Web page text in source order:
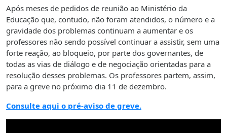
Após meses de pedidos de reunião ao Ministério da
Educação que, contudo, não foram atendidos, o número e a
gravidade dos problemas continuam a aumentar e os
professores não sendo possível continuar a assistir, sem uma
forte reação, ao bloqueio, por parte dos governantes, de
todas as vias de diálogo e de negociação orientadas para a
resolução desses problemas. Os professores partem, assim,
para a greve no próximo dia 11 de dezembro.
Consulte aqui o pré-aviso de greve.